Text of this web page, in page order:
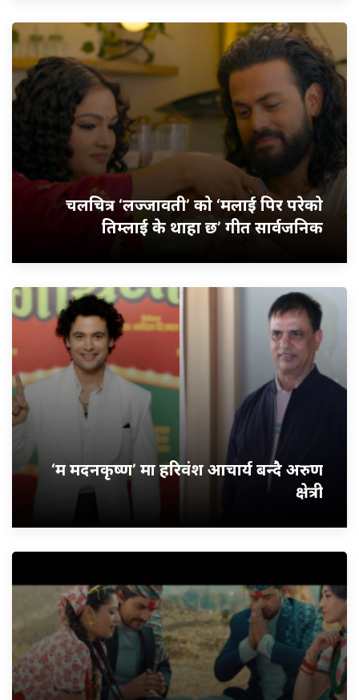
चलचित्र ‘लज्जावती’ को ‘मलाई पिर परेको
तिम्लाई के थाहा छ’ गीत सार्वजनिक
‘म मदनकृष्ण’ मा हरिवंश आचार्य बन्दै अरुण
क्षेत्री